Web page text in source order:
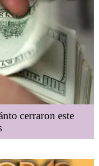
cerraron este